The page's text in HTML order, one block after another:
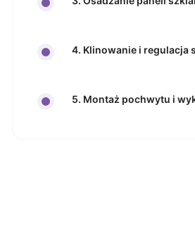
4. Klinowanie i regulacja
5. Montaż pochwytu i